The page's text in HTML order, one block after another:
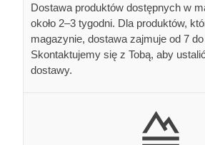
Dostawa produktów dostępnych w
około 2–3 tygodni. Dla produktów,
magazynie, dostawa zajmuje od 7
Skontaktujemy się z Tobą, aby
dostawy.